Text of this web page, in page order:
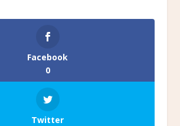
Facebook
0
Twitter